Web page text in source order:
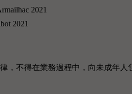
2021
2021
，不得在業務過程中，向未成年人